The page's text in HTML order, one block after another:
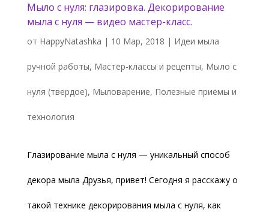
Мыло с нуля: глазировка. Декорирование
мыла с нуля — видео мастер-класс.
от HappyNatashka | 10 Мар, 2018 | Идеи мыла
ручной работы, Мастер-классы и рецепты, Мыло с
нуля (твердое), Мыловарение, Полезные приёмы и
технология
Глазирование мыла с нуля — уникальный способ
декора мыла Друзья, привет! Сегодня я расскажу о
такой технике декорирования мыла с нуля, как